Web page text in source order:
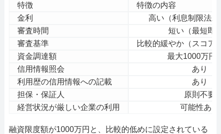
特徴
特徴の内容
金利
高い（利息制限法
審査時間
短い（最短即
審査基準
比較的緩やか（スコア
資金調達額
最大1000万円
信用情報照会
あり
利用歴の信用情報への記載
あり
担保・保証人
原則不要
経営状況が厳しい企業の利用
可能性あり
融資限度額が1000万円と、比較的低めに設定されている